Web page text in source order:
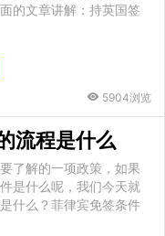
的文章讲解：持英国签
5904浏览
流程是什么
了解的一项政策，如果
是什么呢，我们今天就
什么？菲律宾免签条件